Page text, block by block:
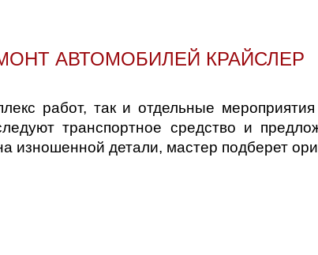
АВТОМОБИЛЕЙ КРАЙСЛЕР
работ, так и отдельные
транспортное средство и
изношенной детали, мастер подберет